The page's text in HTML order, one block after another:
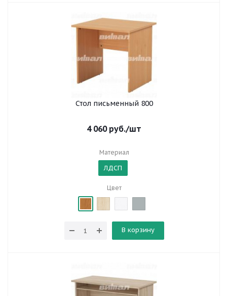
Стол письменный 800
4 060руб./шт
Материал
ЛДСП
Цвет
В корзину